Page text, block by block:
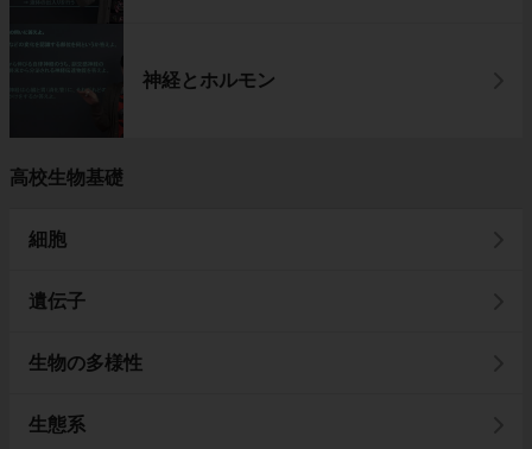
神経とホルモン
高校生物基礎
細胞
遺伝子
生物の多様性
生態系